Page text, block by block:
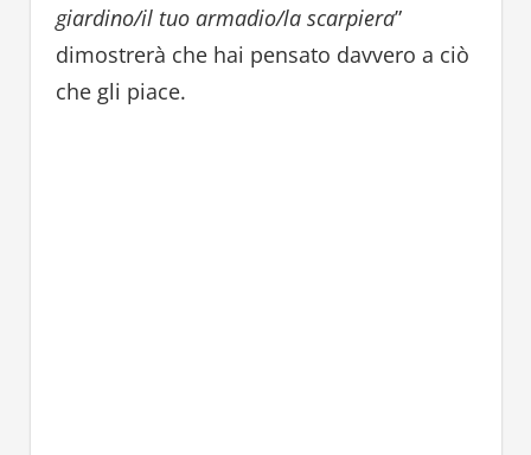
giardino/il tuo armadio/la scarpiera”
dimostrerà che hai pensato davvero a ciò
che gli piace.